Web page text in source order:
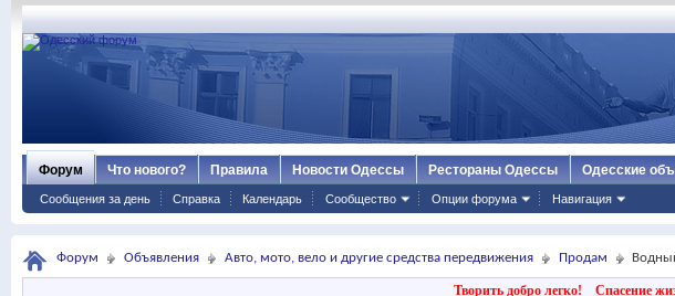
Форум
Сообщения за день Справка Календарь Сообщество Опции форума Навигация
Что нового? Правила Новости Одессы Рестораны Одессы Одесские
Форум Объявления Авто, мото, вело и другие средства передвижения Продам
Творить добро легко! Спасение